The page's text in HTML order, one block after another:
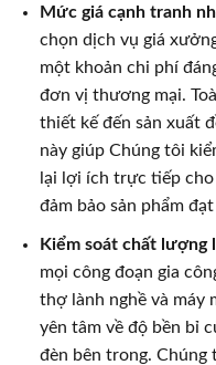
Mức giá cạnh tranh
chọn dịch vụ giá
một khoản chi phí
đơn vị thương mại.
thiết kế đến sản xuất
này giúp Chúng tôi
lại lợi ích trực tiếp cho
đảm bảo sản phẩm
Kiểm soát chất lượng
mọi công đoạn gia
thợ lành nghề và máy
yên tâm về độ bền bỉ
đèn bên trong. Chúng